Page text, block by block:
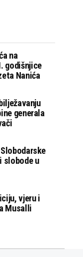
na
godišnjice
Nanića
generala
slobode u
vjeru i
Musalli